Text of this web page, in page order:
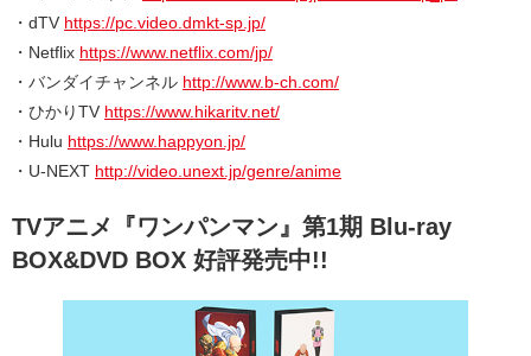
・dTV https://pc.video.dmkt-sp.jp/
・Netflix https://www.netflix.com/jp/
・バンダイチャンネル http://www.b-ch.com/
・ひかりTV https://www.hikaritv.net/
・Hulu https://www.happyon.jp/
・U-NEXT http://video.unext.jp/genre/anime
TVアニメ『ワンパンマン』第1期 Blu-ray
BOX&DVD BOX 好評発売中!!